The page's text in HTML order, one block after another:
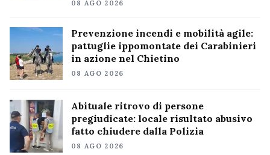
08 AGO 2026
Prevenzione incendi e mobilità agile:
pattuglie ippomontate dei Carabinieri
in azione nel Chietino
08 AGO 2026
Abituale ritrovo di persone
pregiudicate: locale risultato abusivo
fatto chiudere dalla Polizia
08 AGO 2026